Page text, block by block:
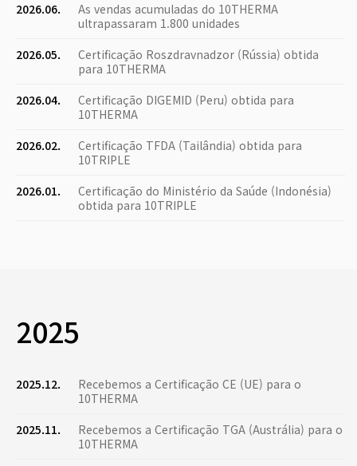
2026.06.
As vendas acumuladas do 10THERMA
ultrapassaram 1.800 unidades
2026.05.
Certificação Roszdravnadzor (Rússia) obtida
para 10THERMA
2026.04.
Certificação DIGEMID (Peru) obtida para
10THERMA
2026.02.
Certificação TFDA (Tailândia) obtida para
10TRIPLE
2026.01.
Certificação do Ministério da Saúde (Indonésia)
obtida para 10TRIPLE
2025
2025.12.
Recebemos a Certificação CE (UE) para o
10THERMA
2025.11.
Recebemos a Certificação TGA (Austrália) para o
10THERMA